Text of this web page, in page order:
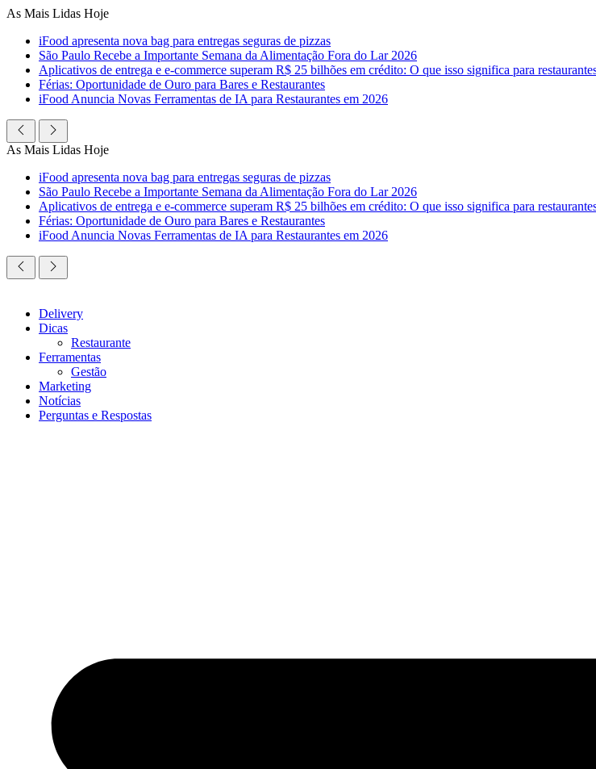
Ir
conteúdo
As Mais Lidas Hoje
iFood apresenta nova bag para entregas seguras de pizzas
São Paulo Recebe a Importante Semana da Alimentação Fora do Lar 2026
Aplicativos de entrega e e-commerce superam R$ 25 bilhões em crédito: O que isso significa para
Férias: Oportunidade de Ouro para Bares e Restaurantes
iFood Anuncia Novas Ferramentas de IA para Restaurantes em 2026
As Mais Lidas Hoje
iFood apresenta nova bag para entregas seguras de pizzas
São Paulo Recebe a Importante Semana da Alimentação Fora do Lar 2026
Aplicativos de entrega e e-commerce superam R$ 25 bilhões em crédito: O que isso significa para
Férias: Oportunidade de Ouro para Bares e Restaurantes
iFood Anuncia Novas Ferramentas de IA para Restaurantes em 2026
Delivery
Dicas
Restaurante
Ferramentas
Gestão
Marketing
Notícias
Perguntas e Respostas